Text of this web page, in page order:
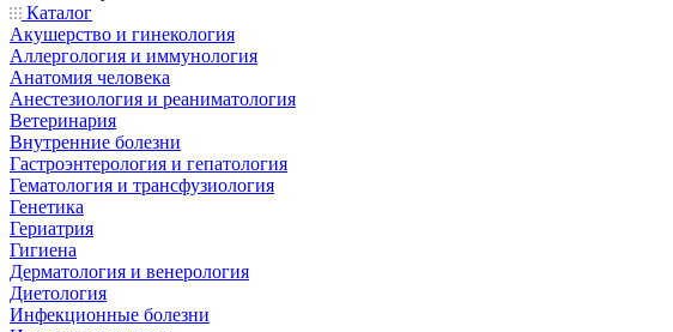
Каталог
Акушерство и гинекология
Аллергология и иммунология
Анатомия человека
Анестезиология и реаниматология
Ветеринария
Внутренние болезни
Гастроэнтерология и гепатология
Гематология и трансфузиология
Генетика
Гериатрия
Гигиена
Дерматология и венерология
Диетология
Инфекционные болезни